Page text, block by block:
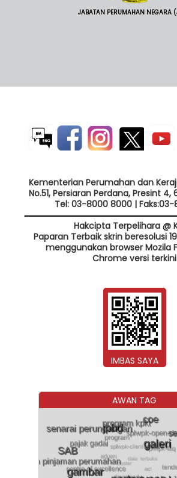
JABATAN PERUMAHAN NEGARA
Kementerian Perumahan dan
No.51, Persiaran Perdana, Presint 4,
Tel: 03-8000 8000 | Faks:03-
Hakcipta Terpelihara @
Paparan Terbaik skrin beresolusi
menggunakan browser Mozila
Chrome versi terkini
IMBAS SAYA
AWAN TAG